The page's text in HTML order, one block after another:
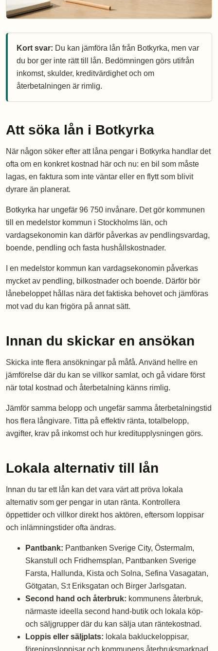
Kort svar: Du kan jämföra lån från Botkyrka, men var
du bor ger inte rätt till lån. Bedömningen görs utifrån
inkomst, skulder, kreditvärdighet och om
återbetalningen är rimlig.
Att söka lån i Botkyrka
När någon söker efter att låna pengar i Botkyrka handlar det
ofta om en konkret kostnad här och nu: en bil som måste
lagas, en faktura som inte väntar eller en flytt som blivit
dyrare än planerat.
Botkyrka har ungefär 96 750 invånare. Det gör kommunen
till en medelstor kommun i Stockholms län, och
vardagsekonomin kan därför påverkas av pendlingsvardag,
boende, pendling och fasta hushållskostnader.
I en medelstor kommun kan vardagsekonomin påverkas
mycket av pendling, bilkostnader och boende. Därför bör
lånebeloppet hållas nära det faktiska behovet och jämföras
mot vad du kan frigöra på annat sätt.
Innan du skickar en ansökan
Skicka inte flera ansökningar på måfå. Använd hellre en
jämförelse där du kan se villkor samlat, och gå vidare först
när total kostnad och återbetalning känns rimlig.
Jämför samma belopp och ungefär samma återbetalningstid
hos flera långivare. Titta på effektiv ränta, totalbelopp,
avgifter, krav på inkomst och hur kreditupplysningen görs.
Lokala alternativ till lån
Innan du tar ett lån kan det vara värt att pröva lokala
alternativ som ger pengar in utan ränta. Kontrollera
öppettider och villkor direkt hos aktören, eftersom loppisar
och inlämningstider ofta ändras.
Pantbank: Pantbanken Sverige City, Östermalm,
Skanstull och Fridhemsplan, Pantbanken Sverige
Farsta, Hallunda, Kista och Solna, Sefina Vasagatan,
Götgatan, S:t Eriksgatan och Birger Jarlsgatan.
Second hand och återbruk: kommunens återbruk,
närmaste ideella second hand-butik och lokala köp-
och säljgrupper där du kan sälja utan räntekostnad.
Loppis eller säljplats: lokala bakluckeloppisar,